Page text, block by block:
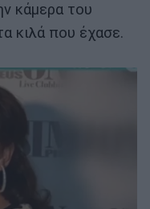
κάμερα του
κιλά που έχασε.